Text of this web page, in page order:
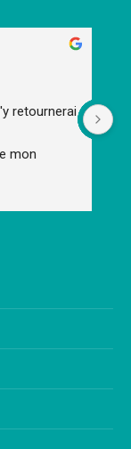
retournerai
mon